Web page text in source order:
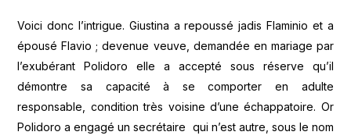
Voici donc l’intrigue. Giustina a repoussé jadis Flaminio et a
épousé Flavio ; devenue veuve, demandée en mariage par
l’exubérant Polidoro elle a accepté sous réserve qu’il
démontre sa capacité à se comporter en adulte
responsable, condition très voisine d’une échappatoire. Or
Polidoro a engagé un secrétaire qui n’est autre, sous le nom